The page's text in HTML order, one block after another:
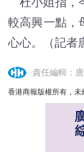
較高興一點，
心心。（記者
責任編輯：
香港商報版權所有，未